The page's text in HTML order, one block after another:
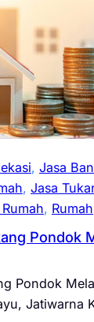
, Jasa
, Jasa
, Rumah
Pondok
Pondok
Jatiwarna